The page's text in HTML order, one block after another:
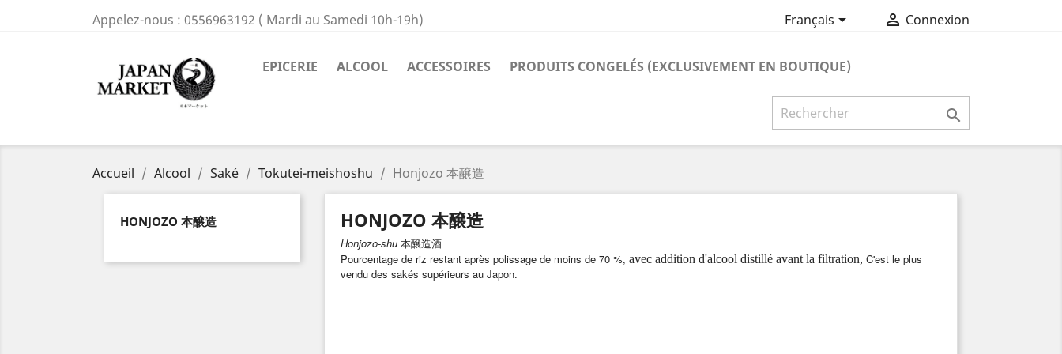
Appelez-nous : 0556963192 ( Mardi au Samedi 10h-19h) Français  Connexion
EPICERIE ALCOOL ACCESSOIRES PRODUITS CONGELÉS (EXCLUSIVEMENT EN BOUTIQUE)

Accueil Alcool Saké Tokutei-meishoshu Honjozo 本醸造
HONJOZO 本醸造 HONJOZO 本醸造
Honjozo-shu本醸造酒
Pourcentage de riz restant après polissage de moins de 70 %, avec addition d'alcool distillé avant la filtration, C'est le plus
vendu des sakés supérieurs au Japon.